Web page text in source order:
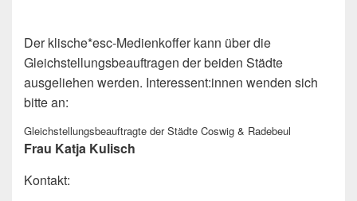
Der klische*esc-Medienkoffer kann über die
Gleichstellungsbeauftragen der beiden Städte
ausgeliehen werden. Interessent:innen wenden sich
bitte an:
Gleichstellungsbeauftragte der Städte Coswig & Radebeul
Frau Katja Kulisch
Kontakt: